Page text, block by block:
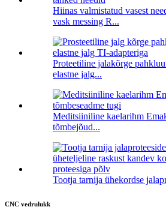
Hiinas valmistatud vasest
vask messing R...
Proteetiline jalakõrge
elastne jalg...
Meditsiiniline kaelarihm
tõmbejõud...
Tootja tarnija ühekordse
CNC vedrulukk